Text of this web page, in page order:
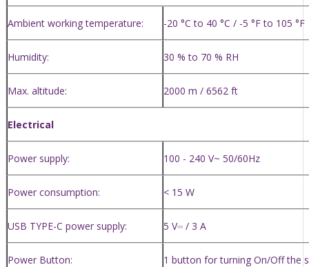
Ambient working temperature: -20 °C to 40 °C / -5 °F to 105 °F
Humidity: 30 % to 70 % RH
Max. altitude: 2000 m / 6562 ft
Electrical
Power supply: 100 - 240 V~ 50/60Hz
Power consumption: < 15 W
USB TYPE-C power supply: 5 V⎓ / 3 A
Power Button: 1 button for turning On/Off the